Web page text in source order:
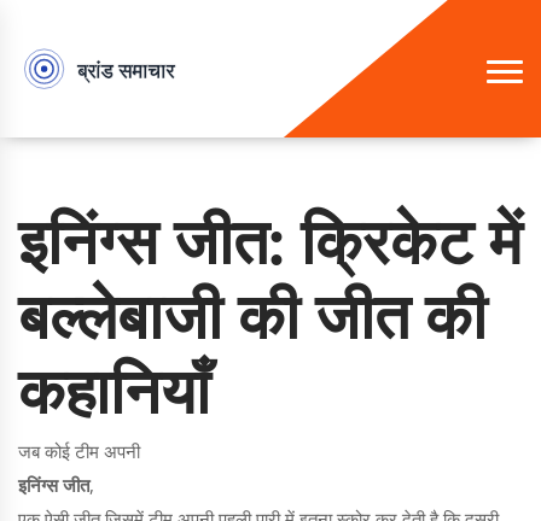
इनिंग्स जीत: क्रिकेट में
बल्लेबाजी की जीत की
कहानियाँ
जब कोई टीम अपनी
इनिंग्स जीत,